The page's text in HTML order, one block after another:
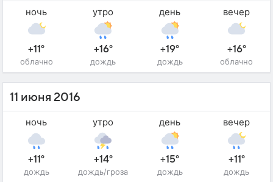
ночь
+11°
облачно
утро
+16°
дождь
день
+19°
дождь
вечер
+16°
облачно
11 июня 2016
ночь
+11°
дождь
утро
+14°
дождь/гроза
день
+15°
дождь
вечер
+11°
дождь